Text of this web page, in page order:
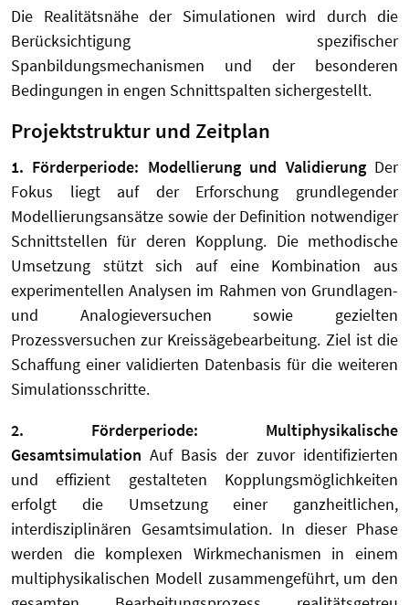
Die Realitätsnähe der Simulationen wird durch die
Berücksichtigung spezifischer
Spanbildungsmechanismen und der besonderen
Bedingungen in engen Schnittspalten sichergestellt.
Projektstruktur und Zeitplan
1. Förderperiode: Modellierung und ValidierungDer
Fokus liegt auf der Erforschung grundlegender
Modellierungsansätze sowie der Definition notwendiger
Schnittstellen für deren Kopplung. Die methodische
Umsetzung stützt sich auf eine Kombination aus
experimentellen Analysen im Rahmen von Grundlagen-
und Analogieversuchen sowie gezielten
Prozessversuchen zur Kreissägebearbeitung. Ziel ist die
Schaffung einer validierten Datenbasis für die weiteren
Simulationsschritte.
2. Förderperiode: Multiphysikalische
Gesamtsimulation Auf Basis der zuvor identifizierten
und effizient gestalteten Kopplungsmöglichkeiten
erfolgt die Umsetzung einer ganzheitlichen,
interdisziplinären Gesamtsimulation. In dieser Phase
werden die komplexen Wirkmechanismen in einem
multiphysikalischen Modell zusammengeführt, um den